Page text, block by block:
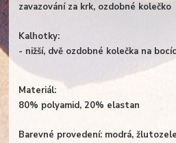
zavazování za krk, ozdobné kolečko
Kalhotky:
- nižší, dvě ozdobné kolečka na
Materiál:
80% polyamid, 20% elastan
Barevné provedení: modrá,